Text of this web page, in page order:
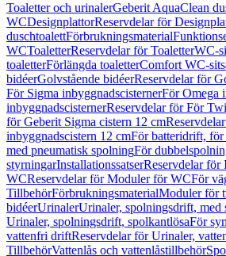
Toaletter och urinalerGeberit AquaClean
WCDesignplattorReservdelar för
duschtoalettFörbrukningsmaterial
WCToaletterReservdelar för ToaletterWC-
toaletterFörlängda toaletterComfort WC-
bidéerGolvstående bidéerReservdelar för
För Sigma inbyggnadscisternerFör Omega
inbyggnadscisternerReservdelar för För
för Geberit Sigma cistern 12 cm
inbyggnadscistern 12 cmFör batteridrift, för
med pneumatisk spolningFör
styrningarInstallationssatserReservdelar för
WCReservdelar för Moduler för WCFör
TillbehörFörbrukningsmaterialModuler för
bidéerUrinalerUrinaler, spolningsdrift, med
Urinaler, spolningsdrift, spolkantlösaFör
vattenfri driftReservdelar för Urinaler,
TillbehörVattenlås och vattenlåstillbehör